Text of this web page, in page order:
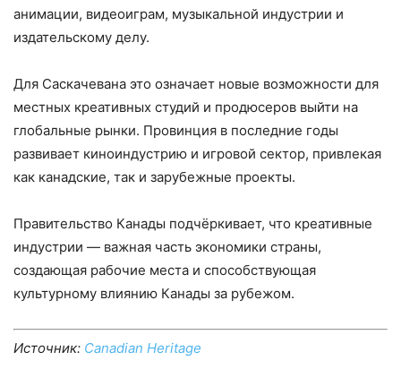
анимации, видеоиграм, музыкальной индустрии и
издательскому делу.
Для Саскачевана это означает новые возможности для
местных креативных студий и продюсеров выйти на
глобальные рынки. Провинция в последние годы
развивает киноиндустрию и игровой сектор, привлекая
как канадские, так и зарубежные проекты.
Правительство Канады подчёркивает, что креативные
индустрии — важная часть экономики страны,
создающая рабочие места и способствующая
культурному влиянию Канады за рубежом.
Источник: Canadian Heritage